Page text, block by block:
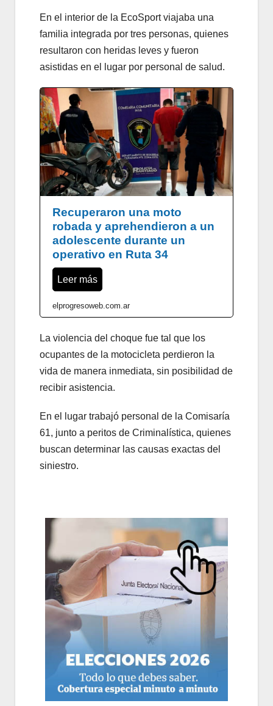
En el interior de la EcoSport viajaba una
familia integrada por tres personas, quienes
resultaron con heridas leves y fueron
asistidas en el lugar por personal de salud.
Recuperaron una moto
robada y aprehendieron a un
adolescente durante un
operativo en Ruta 34
Leer más
elprogresoweb.com.ar
La violencia del choque fue tal que los
ocupantes de la motocicleta perdieron la
vida de manera inmediata, sin posibilidad de
recibir asistencia.
En el lugar trabajó personal de la Comisaría
61, junto a peritos de Criminalística, quienes
buscan determinar las causas exactas del
siniestro.